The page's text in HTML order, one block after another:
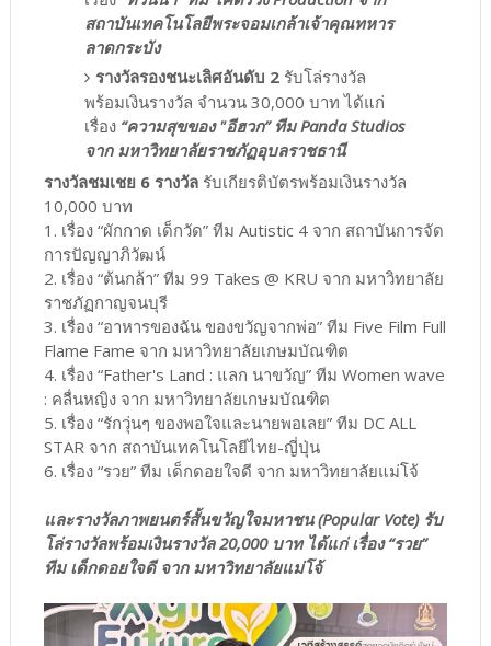
สถาบันเทคโนโลยีพระจอมเกล้าเจ้าคุณทหาร
ลาดกระบัง
รางวัลรองชนะเลิศอันดับ 2 รับโล่รางวัล
พร้อมเงินรางวัล จำนวน 30,000 บาท ได้แก่
เรื่อง “ความสุขของ "อีฮวก” ทีม Panda Studios
จาก มหาวิทยาลัยราชภัฏอุบลราชธานี
รางวัลชมเชย 6 รางวัลรับเกียรติบัตรพร้อมเงินรางวัล
10,000 บาท
1. เรื่อง “ผักกาด เด็กวัด” ทีม Autistic 4 จาก สถาบันการจัด
การปัญญาภิวัฒน์
2. เรื่อง “ต้นกล้า” ทีม 99 Takes @ KRU จาก มหาวิทยาลัย
ราชภัฏกาญจนบุรี
3. เรื่อง “อาหารของฉัน ของขวัญจากพ่อ” ทีม Five Film Full
Flame Fame จาก มหาวิทยาลัยเกษมบัณฑิต
4. เรื่อง “Father's Land : แลก นาขวัญ” ทีม Women wave
: คลื่นหญิง จาก มหาวิทยาลัยเกษมบัณฑิต
5. เรื่อง “รักวุ่นๆ ของพอใจและนายพอเลย” ทีม DC ALL
STAR จาก สถาบันเทคโนโลยีไทย-ญี่ปุ่น
6. เรื่อง “รวย” ทีม เด็กดอยใจดี จาก มหาวิทยาลัยแม่โจ้
และรางวัลภาพยนตร์สั้นขวัญใจมหาชน (Popular Vote) รับ
โล่รางวัลพร้อมเงินรางวัล 20,000 บาท ได้แก่ เรื่อง “รวย”
ทีม เด็กดอยใจดี จาก มหาวิทยาลัยแม่โจ้